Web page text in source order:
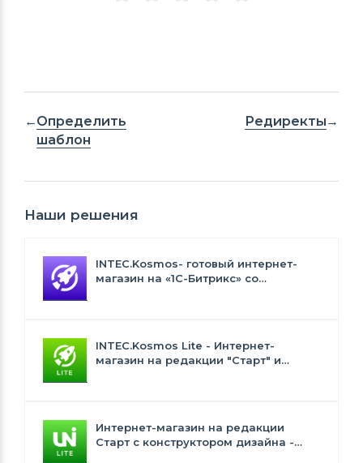
Определить
шаблон
Редиректы
Наши решения
INTEC.Kosmos- готовый интернет-
магазин на «1С-Битрикс» со
INTEC.Kosmos Lite - Интернет-
магазин на редакции "Старт" и
Интернет-магазин на редакции
Старт с конструктором дизайна -